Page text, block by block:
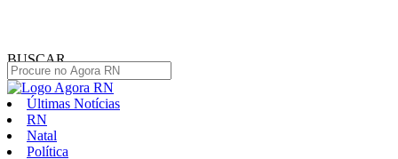
BUSCAR
Últimas Notícias
RN
Natal
Política